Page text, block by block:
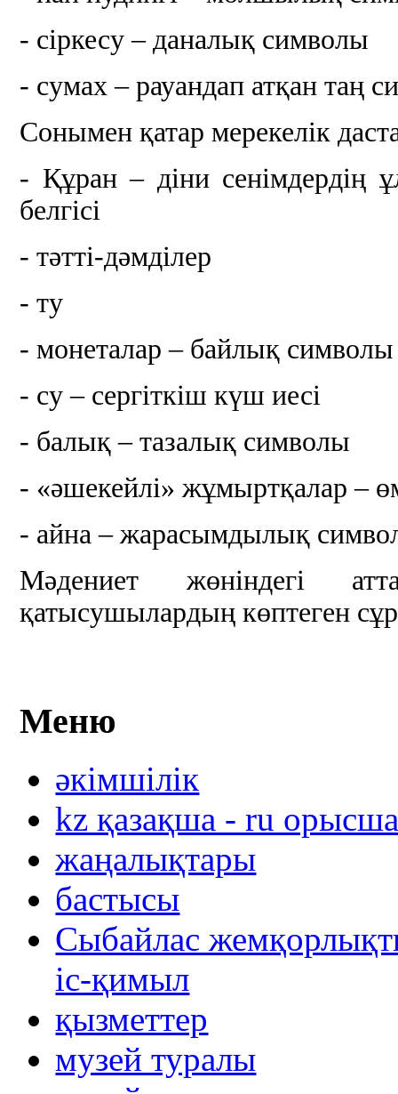
- сіркесу – даналық символы
- сумах – рауандап атқан таң
Сонымен қатар мерекелік
- Құран – діни сенімдердің
белгісі
- тәтті-дәмділер
- ту
- монеталар – байлық символы
- су – сергіткіш күш иесі
- балық – тазалық символы
- «әшекейлі» жұмыртқалар –
- айна – жарасымдылық
Мәдениет жөніндегі
қатысушылардың көптеген
Меню
әкімшілік
kz қазақша - ru
жаңалықтары
бастысы
Сыбайлас
іс-қимыл
қызметтер
музей туралы